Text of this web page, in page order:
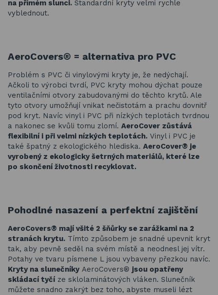
na přímém slunci. Standardní kryty velmi rychle
vyblednout.
AeroCovers® = alternativa pro PVC
Problém s PVC či vinylovými kryty je, že nedýchají.
Ačkoli to výrobci tvrdí, PVC kryty mohou dýchat pouze
ventilačními otvory zabudovanými do těchto krytů. Ale
tyto otvory umožňují vnikat nečistotám a prachu dovnitř
pod kryt. Navíc vinyl i PVC při nízkých teplotách tvrdnou
a nakonec se kvůli tomu zlomí. AeroCover zůstává
flexibilní i při velmi nízkých teplotách. Vinyl i PVC je
také špatný z ekologického hlediska. AeroCover® je
vyrobený z ekologicky šetrných materiálů, které lze
po skončení životnosti recyklovat.
Pohodlné nasazení a perfektní zajištění
AeroCovers® mají všité 2 šňůrky se zarážkami na 2
stranách krytu. Tímto způsobem je snadné upevnit kryt
tak, aby pevně seděl na svém místě a neodnesl jej vítr.
Potahy ve tvaru písmene L jsou vybaveny přezkou navíc.
Kryty na slunečníky AeroCovers® jsou opatřeny
skládací tyčí ze sklolaminátových vláken. Slunečník
můžete snadno zakrýt bez toho, abyste museli lézt